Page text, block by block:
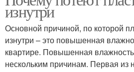
изнутри
Основной причиной, по которой
изнутри – это повышенная
квартире. Повышенная
нескольким причинам. Первая из